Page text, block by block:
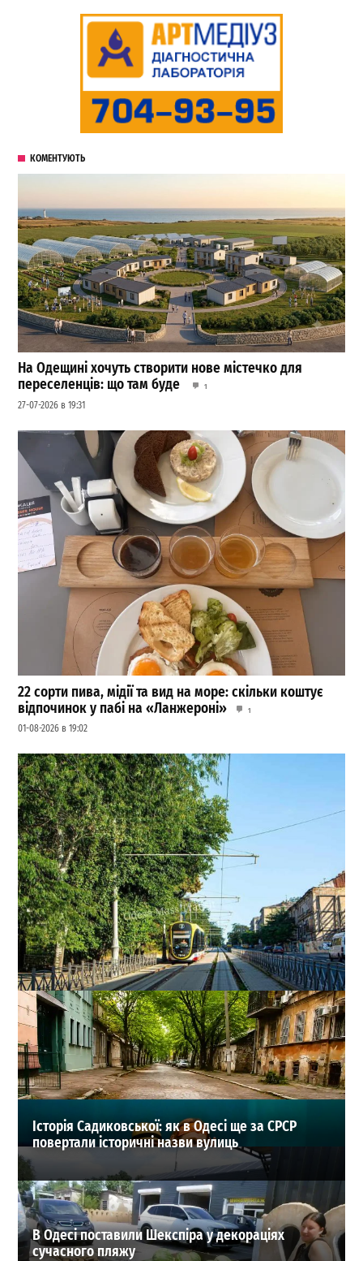
КОМЕНТУЮТЬ
На Одещині хочуть створити нове містечко для
переселенців: що там буде
1
27-07-2026 в 19:31
22 сорти пива, мідії та вид на море: скільки коштує
відпочинок у пабі на «Ланжероні»
1
01-08-2026 в 19:02
В Одесі змінили рух трамваїв і тролейбусів: які
маршрути скасували
0
29-07-2026 в 10:16
ВИБІР РЕДАКЦІЇ
Історія Садиковської: як в Одесі ще за СРСР
повертали історичні назви вулиць
В Одесі поставили Шекспіра у декораціях
сучасного пляжу